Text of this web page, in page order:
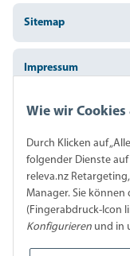
Sitemap
Impressum
Widerrufsrecht
Zahlungsart
Wie wir Cookies
Durch Klicken auf
folgender Dienste auf
releva.nz
Manager. Sie
(Fingerabdruck-Icon
Konfigurieren und in